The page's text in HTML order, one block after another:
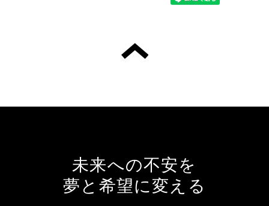
未来への不安を
夢と希望に変える